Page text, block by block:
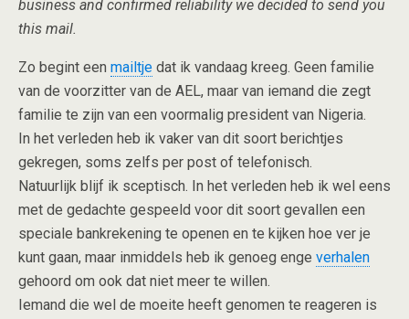
business and confirmed reliability we decided to send you
this mail.
Zo begint een mailtje dat ik vandaag kreeg. Geen familie
van de voorzitter van de AEL, maar van iemand die zegt
familie te zijn van een voormalig president van Nigeria.
In het verleden heb ik vaker van dit soort berichtjes
gekregen, soms zelfs per post of telefonisch.
Natuurlijk blijf ik sceptisch. In het verleden heb ik wel eens
met de gedachte gespeeld voor dit soort gevallen een
speciale bankrekening te openen en te kijken hoe ver je
kunt gaan, maar inmiddels heb ik genoeg enge verhalen
gehoord om ook dat niet meer te willen.
Iemand die wel de moeite heeft genomen te reageren is